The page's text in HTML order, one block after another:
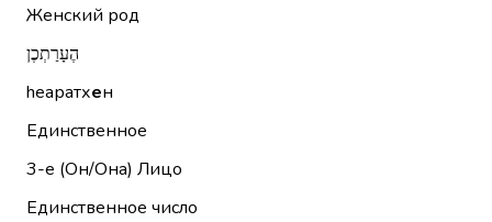
Женский род
הֶעָרַתְכֶן
hеаратхен
Единственное
3-е (Он/Она) Лицо
Единственное число